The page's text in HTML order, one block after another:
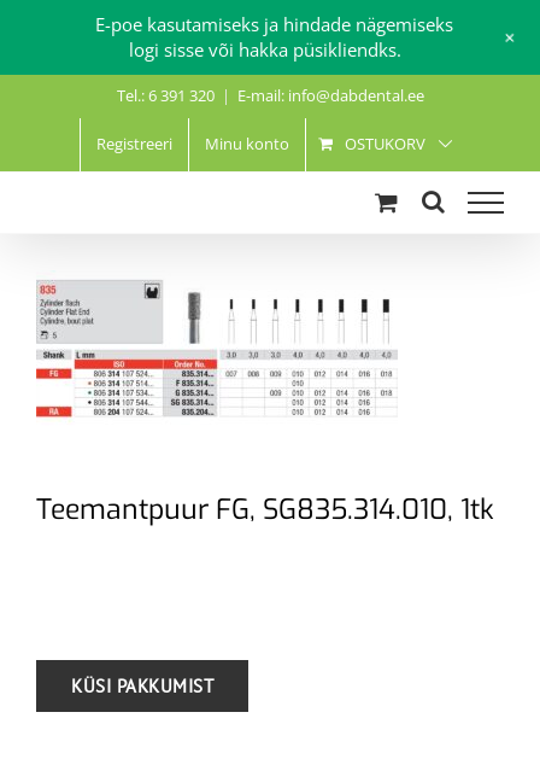
Tel.: 6 391 320 | E-mail: info@dabdental.ee
Registreeri Minu konto OSTUKORV
Teemantpuur FG, SG835.314.010, 1tk
E-poe kasutamiseks ja hindade nägemiseks
logi sisse või hakka püsikliendks.
+